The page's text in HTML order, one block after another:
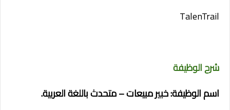
TalenTrail
شرح الوظيفة
اسم الوظيفة: خبير مبيعات – متحدث باللغة العربية.